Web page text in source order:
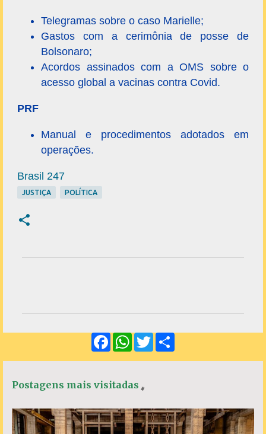
Telegramas sobre o caso Marielle;
Gastos com a cerimônia de posse de
Bolsonaro;
Acordos assinados com a OMS sobre o
acesso global a vacinas contra Covid.
PRF
Manual e procedimentos adotados em
operações.
Brasil 247
JUSTIÇA POLÍTICA
t
i
o
F
a
o
W
h
A
T
w
Postagens mais visitadas